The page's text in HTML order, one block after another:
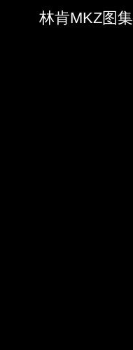
林肯MKZ图集